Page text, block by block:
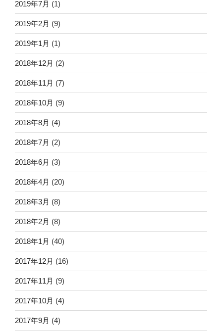
2019年7月 (1)
2019年2月 (9)
2019年1月 (1)
2018年12月 (2)
2018年11月 (7)
2018年10月 (9)
2018年8月 (4)
2018年7月 (2)
2018年6月 (3)
2018年4月 (20)
2018年3月 (8)
2018年2月 (8)
2018年1月 (40)
2017年12月 (16)
2017年11月 (9)
2017年10月 (4)
2017年9月 (4)